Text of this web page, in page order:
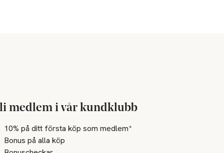
medlem i vår kundklubb
10% på ditt första köp som medlem*
Bonus på alla köp